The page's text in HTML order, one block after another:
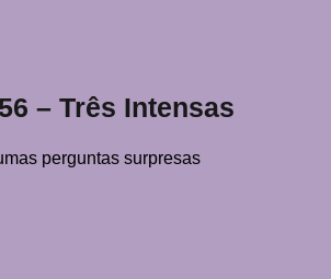
– Três Intensas
perguntas surpresas